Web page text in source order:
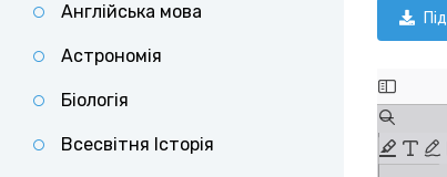
Англійська мова
Астрономія
Біологія
Всесвітня Історія